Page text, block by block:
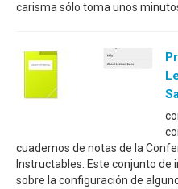
carisma sólo toma unos
cuadernos de notas de la
Instructables. Este conjunto de
sobre la configuración de